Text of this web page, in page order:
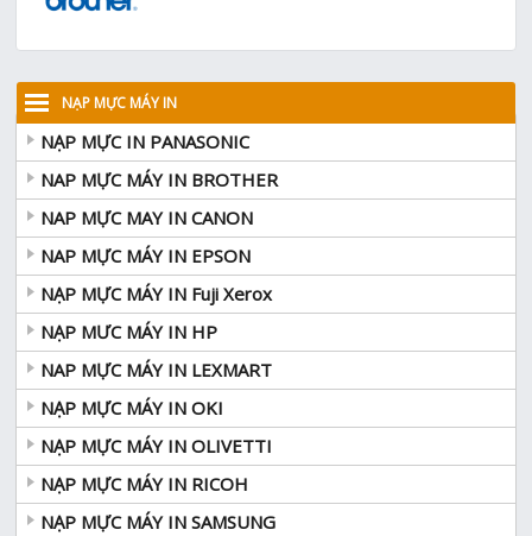
NẠP MỰC MÁY IN
NẠP MỰC IN PANASONIC
NAP MỰC MÁY IN BROTHER
NAP MỰC MAY IN CANON
NAP MỰC MÁY IN EPSON
NẠP MỰC MÁY IN Fuji Xerox
NẠP MƯC MÁY IN HP
NAP MỰC MÁY IN LEXMART
NẠP MỰC MÁY IN OKI
NẠP MỰC MÁY IN OLIVETTI
NẠP MỰC MÁY IN RICOH
NẠP MỰC MÁY IN SAMSUNG